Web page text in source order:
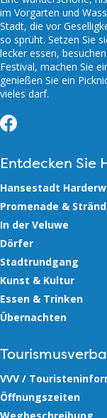
im Vorgarten und
Stadt, die vor
so sprüht. Setzen Sie
lecker essen,
Festival, machen Sie
genießen Sie ein
vieles darf.
Facebook
Entdecken Sie
Hansestadt
Promenade &
In der Veluwe
Dörfer
Stadtrundgang
Kunst & Kultur
Essen & Trinken
Übernachten
VVV /
Öffnungszeiten
Wegbeschreibung